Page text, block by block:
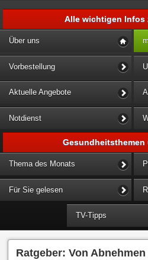
Alle wichtigen Infos
Über uns
Vorbestellung
Aktuelle Angebote
Notdienst
Gesundheitsthemen
Thema des Monats
Für Sie gelesen
TV-Tipps
Ratgeber: Von